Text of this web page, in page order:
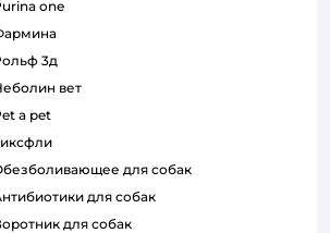
purina one
фармина
рольф 3д
неболин вет
pet a pet
тиксфли
обезболивающее для собак
антибиотики для собак
воротник для собак